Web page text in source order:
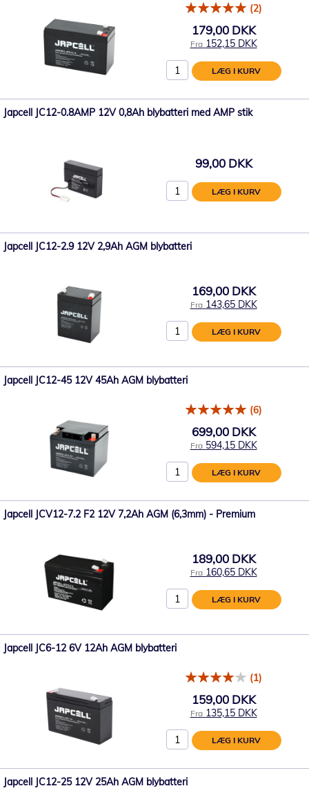
(2)
179,00 DKK
Fra 152,15 DKK
LÆG I KURV
Japcell JC12-0.8AMP 12V 0,8Ah blybatteri med AMP stik
99,00 DKK
LÆG I KURV
Japcell JC12-2.9 12V 2,9Ah AGM blybatteri
169,00 DKK
Fra 143,65 DKK
LÆG I KURV
Japcell JC12-45 12V 45Ah AGM blybatteri
(6)
699,00 DKK
Fra 594,15 DKK
LÆG I KURV
Japcell JCV12-7.2 F2 12V 7,2Ah AGM (6,3mm) - Premium
189,00 DKK
Fra 160,65 DKK
LÆG I KURV
Japcell JC6-12 6V 12Ah AGM blybatteri
(1)
159,00 DKK
Fra 135,15 DKK
LÆG I KURV
Japcell JC12-25 12V 25Ah AGM blybatteri